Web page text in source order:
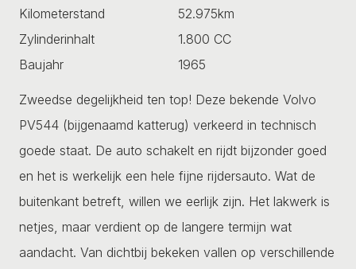
Kilometerstand
52.975km
Zylinderinhalt
1.800 CC
Baujahr
1965
Zweedse degelijkheid ten top! Deze bekende Volvo
PV544 (bijgenaamd katterug) verkeerd in technisch
goede staat. De auto schakelt en rijdt bijzonder goed
en het is werkelijk een hele fijne rijdersauto. Wat de
buitenkant betreft, willen we eerlijk zijn. Het lakwerk is
netjes, maar verdient op de langere termijn wat
aandacht. Van dichtbij bekeken vallen op verschillende